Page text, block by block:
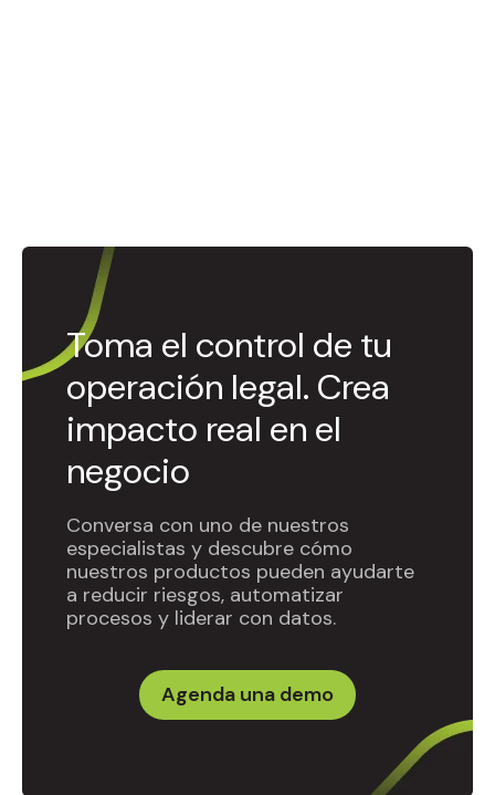
Toma el control de tu
operación legal. Crea
impacto real en el
negocio
Conversa con uno de nuestros
especialistas y descubre cómo
nuestros productos pueden ayudarte
a reducir riesgos, automatizar
procesos y liderar con datos.
Agenda una demo